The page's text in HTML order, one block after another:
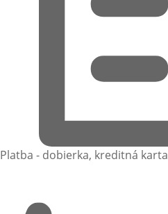
Platba - dobierka, kreditná karta